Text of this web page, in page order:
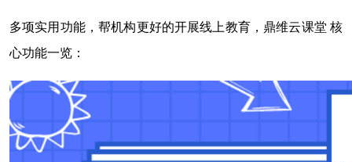
多项实用功能，帮机构更好的开展线上教育，鼎维云课堂 核
心功能一览：